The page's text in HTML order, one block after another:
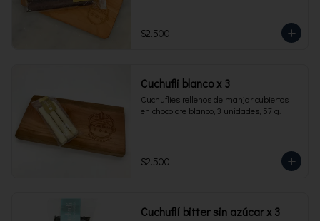
$2.500
Cuchufli blanco x 3
Cuchuflies rellenos de manjar cubiertos
en chocolate blanco, 3 unidades, 57 g.
$2.500
Cuchuflí bitter sin azúcar x 3